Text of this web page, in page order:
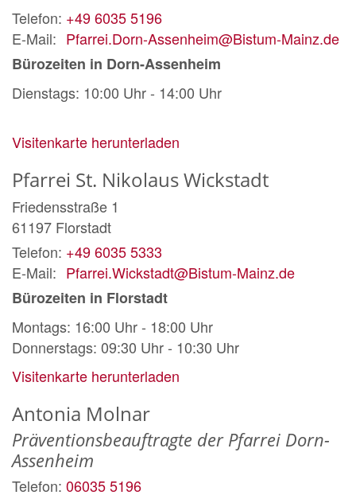
Telefon: +49 6035 5196
E-Mail: Pfarrei.Dorn-Assenheim@Bistum-Mainz.de
Bürozeiten in Dorn-Assenheim
Dienstags: 10:00 Uhr - 14:00 Uhr
Visitenkarte herunterladen
Pfarrei St. Nikolaus Wickstadt
Friedensstraße 1
61197 Florstadt
Telefon: +49 6035 5333
E-Mail: Pfarrei.Wickstadt@Bistum-Mainz.de
Bürozeiten in Florstadt
Montags: 16:00 Uhr - 18:00 Uhr
Donnerstags: 09:30 Uhr - 10:30 Uhr
Visitenkarte herunterladen
Antonia Molnar
Präventionsbeauftragte der Pfarrei Dorn-
Assenheim
Telefon: 06035 5196